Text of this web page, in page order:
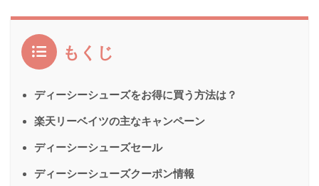
もくじ
ディーシーシューズをお得に買う方法は？
楽天リーベイツの主なキャンペーン
ディーシーシューズセール
ディーシーシューズクーポン情報